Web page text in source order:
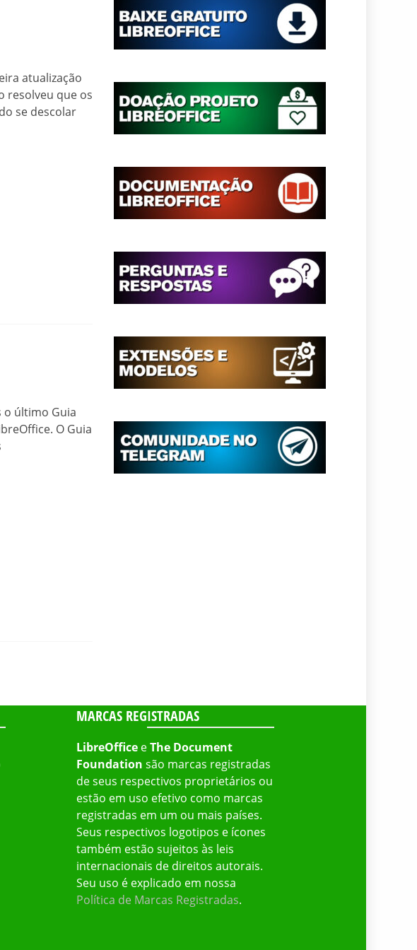
atualização
resolveu que os
se descolar
o último Guia
O Guia
MARCAS REGISTRADAS
LibreOfficeeThe Document
Foundation são marcas registradas
de seus respectivos proprietários ou
estão em uso efetivo como marcas
registradas em um ou mais países.
Seus respectivos logotipos e ícones
também estão sujeitos às leis
internacionais de direitos autorais.
Seu uso é explicado em nossa
Política de Marcas Registradas.